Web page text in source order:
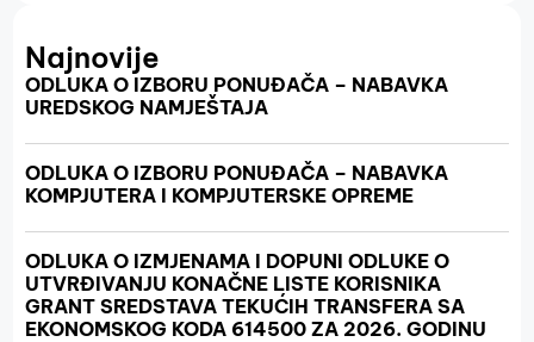
Najnovije
ODLUKA O IZBORU PONUĐAČA – NABAVKA
UREDSKOG NAMJEŠTAJA
ODLUKA O IZBORU PONUĐAČA – NABAVKA
KOMPJUTERA I KOMPJUTERSKE OPREME
ODLUKA O IZMJENAMA I DOPUNI ODLUKE O
UTVRĐIVANJU KONAČNE LISTE KORISNIKA
GRANT SREDSTAVA TEKUĆIH TRANSFERA SA
EKONOMSKOG KODA 614500 ZA 2026. GODINU